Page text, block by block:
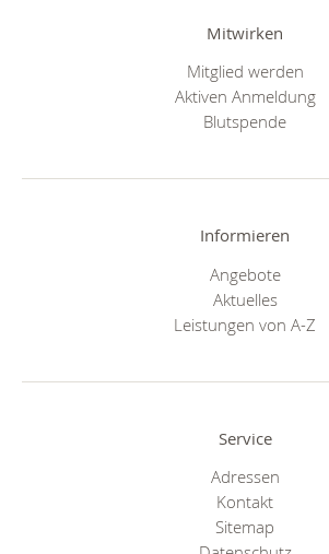
Mitwirken
Mitglied werden
Aktiven Anmeldung
Blutspende
Informieren
Angebote
Aktuelles
Leistungen von A-Z
Service
Adressen
Kontakt
Sitemap